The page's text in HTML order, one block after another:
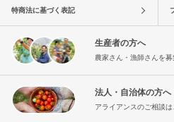
特商法に基づく表記
生産者の方へ
農家さん・漁師さんを
法人・自治体の方へ
アライアンスのご相談